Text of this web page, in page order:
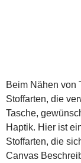
Beim Nähen von
Stoffarten, die
Tasche,
Haptik. Hier ist
Stoffarten, die
Canvas